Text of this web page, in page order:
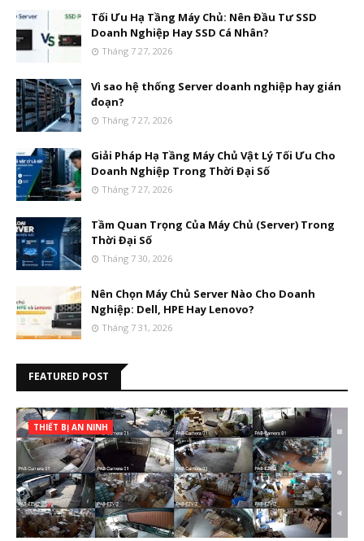
Tối Ưu Hạ Tầng Máy Chủ: Nên Đầu Tư SSD
Doanh Nghiệp Hay SSD Cá Nhân?
Tháng 7 27, 2026
Vì sao hệ thống Server doanh nghiệp hay gián
đoạn?
Tháng 7 27, 2026
Giải Pháp Hạ Tầng Máy Chủ Vật Lý Tối Ưu Cho
Doanh Nghiệp Trong Thời Đại Số
Tháng 7 27, 2026
Tầm Quan Trọng Của Máy Chủ (Server) Trong
Thời Đại Số
Tháng 7 30, 2026
Nên Chọn Máy Chủ Server Nào Cho Doanh
Nghiệp: Dell, HPE Hay Lenovo?
Tháng 7 31, 2026
FEATURED POST
THIẾT BỊ AN NINH